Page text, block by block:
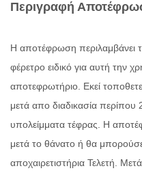
Περιγραφή
Η αποτέφρωση περιλαμβάνει
φέρετρο ειδικό για αυτή την
αποτεφρωτήριο. Εκεί
μετά απο διαδικασία
υπολείμματα τέφρας. Η
μετά το θάνατο ή θα μπορούσε
αποχαιρετιστήρια Τελετή.